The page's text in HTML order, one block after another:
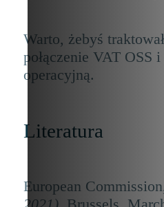
Warto, żebyś
połączenie VAT
operacyjną.
Literatura
European